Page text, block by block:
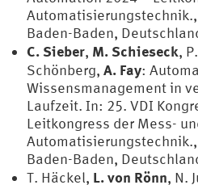
Baden-Baden,
C. Sieber, M. Schieseck,
Schönberg, A. Fay:
Wissensmanagement in
Laufzeit. In: 25. VDI
Leitkongress der Mess-
Baden-Baden,
T. Häckel, L. von Rönn, N.